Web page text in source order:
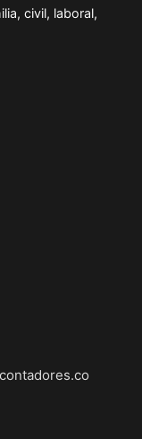
civil, laboral,